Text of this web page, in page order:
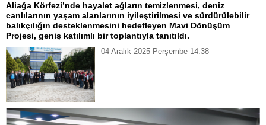
Aliağa Körfezi’nde hayalet ağların temizlenmesi, deniz
canlılarının yaşam alanlarının iyileştirilmesi ve sürdürülebilir
balıkçılığın desteklenmesini hedefleyen Mavi Dönüşüm
Projesi, geniş katılımlı bir toplantıyla tanıtıldı.
04 Aralık 2025 Perşembe 14:38